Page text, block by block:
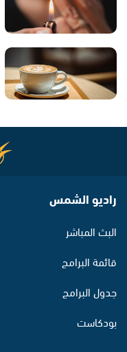
راديو الشمس
البث المباشر
قائمة البرامج
جدول البرامج
بودكاست